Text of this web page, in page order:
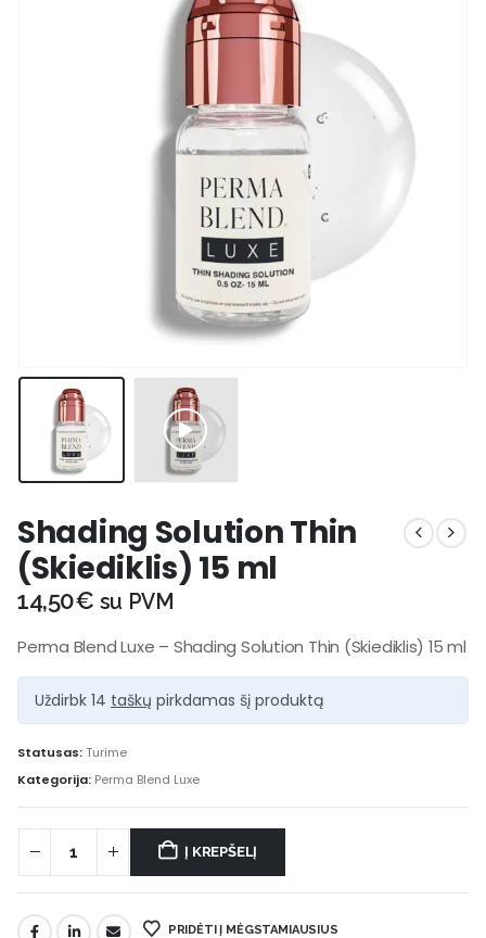
Shading Solution Thin
(Skiediklis) 15 ml
14,50€ su PVM
Perma Blend Luxe – Shading Solution Thin (Skiediklis) 15 ml
Uždirbk 14 taškų pirkdamas šį produktą
Statusas:Turime
Kategorija: Perma Blend Luxe
Į KREPŠELĮ
PRIDĖTI Į MĖGSTAMIAUSIUS